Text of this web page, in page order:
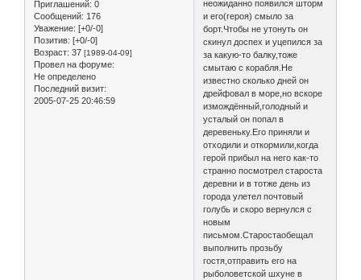
Приглашений: 0
Сообщений: 176
Уважение: [+0/-0]
Позитив: [+0/-0]
Возраст: 37 [1989-04-09]
Провел на форуме:
Не определено
Последний визит:
2005-07-25 20:46:59
неожиданно появился шторм
и его(героя) смыло за
борт.Чтобы не утонуть он
скинул доспех и уцепился за
за какую-то балку,тоже
смытаю с корабля.Не
известно сколько дней он
дрейфовал в море,но вскоре
измождённый,голодный и
усталый он попал в
деревеньку.Его приняли и
отходили и откормили,когда
герой прибыл на него как-то
странно посмотрел староста
деревни и в тотже день из
города улетел почтовый
голубь и скоро вернулся с
новым
письмом.Старостаобещал
выполнить прозьбу
гостя,отправить его на
рыболоветской шхуне в